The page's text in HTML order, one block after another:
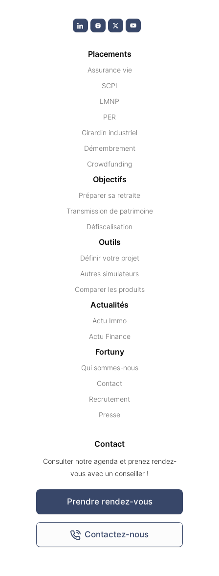
Placements
Assurance vie
SCPI
LMNP
PER
Girardin industriel
Démembrement
Crowdfunding
Objectifs
Préparer sa retraite
Transmission de patrimoine
Défiscalisation
Outils
Définir votre projet
Autres simulateurs
Comparer les produits
Actualités
Actu Immo
Actu Finance
Fortuny
Qui sommes-nous
Contact
Recrutement
Presse
Contact
Consulter notre agenda et prenez rendez-
vous avec un conseiller !
Prendre rendez-vous
Contactez-nous